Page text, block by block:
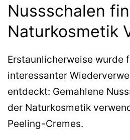
Nussschalen
Naturkosmetik
Erstaunlicherweise wurde
interessanter
entdeckt: Gemahlene
der Naturkosmetik
Peeling-Cremes.